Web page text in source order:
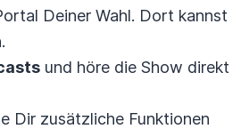
Deiner Wahl. Dort kannst
und höre die Show direkt
Dir zusätzliche Funktionen